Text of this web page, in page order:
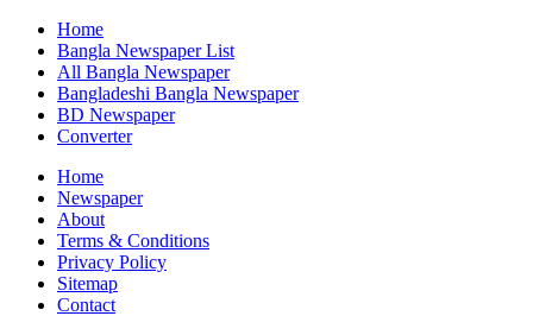
Skip
content
Home
Bangla Newspaper List
All Bangla Newspaper
Bangladeshi Bangla Newspaper
BD Newspaper
Converter
Home
Newspaper
About
Terms & Conditions
Privacy Policy
Sitemap
Contact